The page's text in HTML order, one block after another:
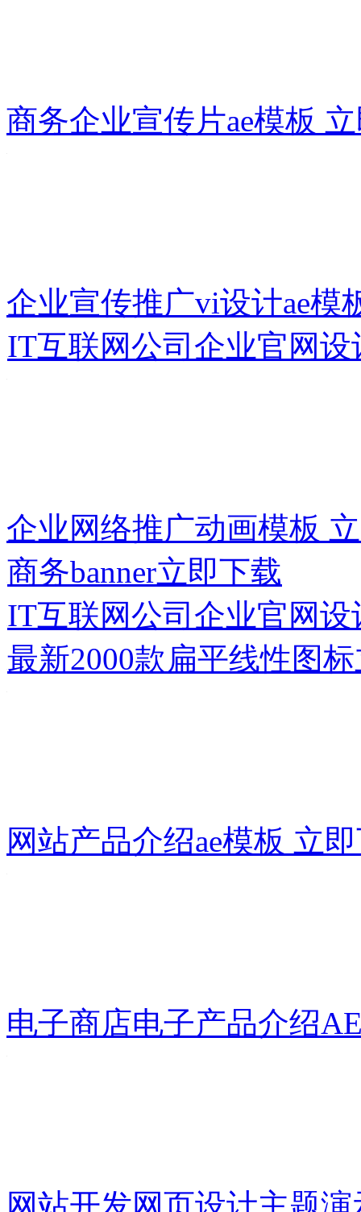
商务企业宣传片ae模板
企业宣传推广vi设计ae模
IT互联网公司企业官网设
企业网络推广动画模板
商务banner立即下载
IT互联网公司企业官网设
最新2000款扁平线性图标
网站产品介绍ae模板 立
电子商店电子产品介绍